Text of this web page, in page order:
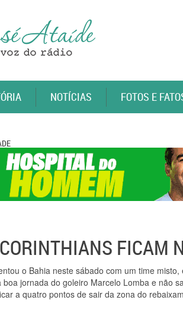
NOTÍCIAS FOTOS E
FICAM
o Bahia neste sábado com um time
jornada do goleiro Marcelo Lomba e não
a quatro pontos de sair da zona do